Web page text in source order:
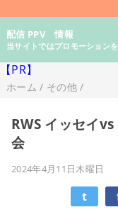
配信 PPV 情報
当サイトではプロモーション
【PR】
ホーム / その他/
RWS イッセイ
会
2024年4月11日木曜日
t